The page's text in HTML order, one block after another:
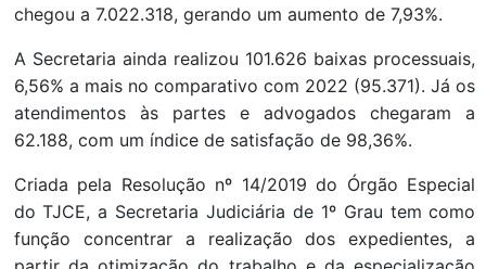
chegou a 7.022.318, gerando um aumento de 7,93%.
A Secretaria ainda realizou 101.626 baixas processuais,
6,56% a mais no comparativo com 2022 (95.371). Já os
atendimentos às partes e advogados chegaram a
62.188, com um índice de satisfação de 98,36%.
Criada pela Resolução nº 14/2019 do Órgão Especial
do TJCE, a Secretaria Judiciária de 1º Grau tem como
função concentrar a realização dos expedientes, a